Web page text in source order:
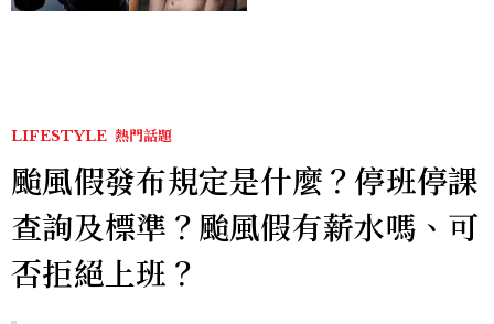
LIFESTYLE 熱門話題
颱風假發布規定是什麼？停班停課
查詢及標準？颱風假有薪水嗎、可
否拒絕上班？